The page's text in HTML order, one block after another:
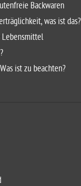
Backwaren
was ist das?
ist zu beachten?